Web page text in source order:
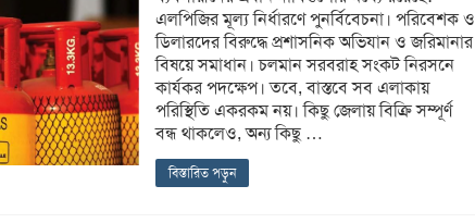
এলপিজির মূল্য নির্ধারণে পুনর্বিবেচনা। পরিবেশক ও
ডিলারদের বিরুদ্ধে প্রশাসনিক অভিযান ও জরিমানার
বিষয়ে সমাধান। চলমান সরবরাহ সংকট নিরসনে
কার্যকর পদক্ষেপ। তবে, বাস্তবে সব এলাকায়
পরিস্থিতি একরকম নয়। কিছু জেলায় বিক্রি সম্পূর্ণ
বন্ধ থাকলেও, অন্য কিছু …
বিস্তারিত পড়ুন